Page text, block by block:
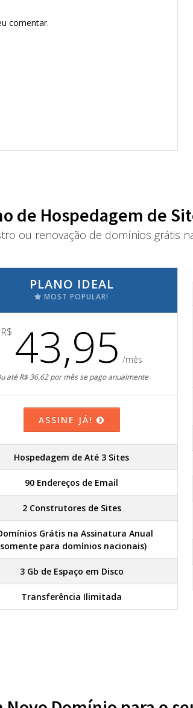
comentar.
de Hospedagem de
ou renovação de domínios grátis
PLANO IDEAL
MOST POPULAR!
R$ 43,95 /mês
até R$ 36,62 por mês se pago anualmente
ASSINE JÁ!
Hospedagem de Até 3 Sites
90 Endereços de Email
2 Construtores de Sites
Grátis na Assinatura Anual
para domínios nacionais)
3 Gb de Espaço em Disco
Transferência Ilimitada